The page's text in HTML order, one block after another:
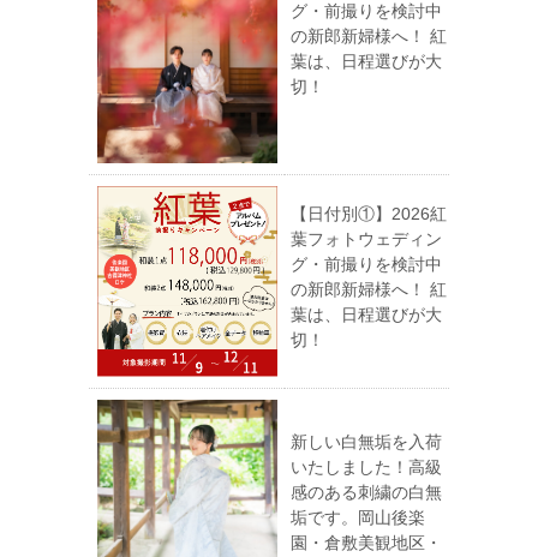
グ・前撮りを検討中
の新郎新婦様へ！ 紅
葉は、日程選びが大
切！
【日付別①】2026紅
葉フォトウェディン
グ・前撮りを検討中
の新郎新婦様へ！ 紅
葉は、日程選びが大
切！
新しい白無垢を入荷
いたしました！高級
感のある刺繍の白無
垢です。岡山後楽
園・倉敷美観地区・